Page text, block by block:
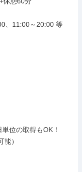
、11:00～20:00 等
）